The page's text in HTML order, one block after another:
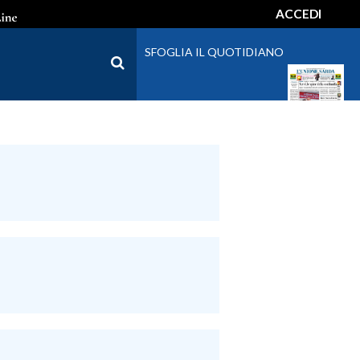
ACCEDI
SFOGLIA IL QUOTIDIANO